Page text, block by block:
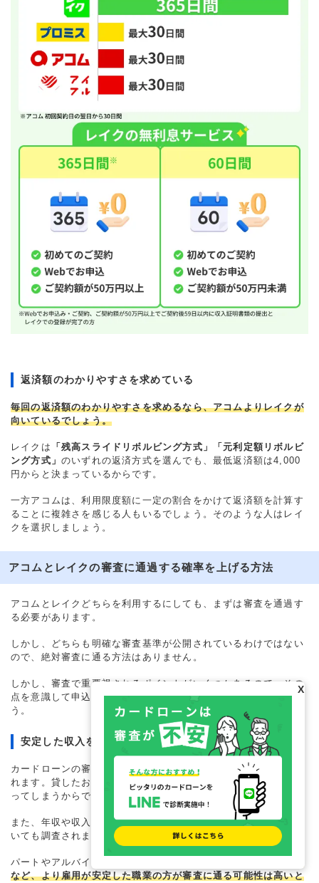
返済額のわかりやすさを求めている
毎回の返済額のわかりやすさを求めるなら、アコムよりレイクが
向いているでしょう。
レイクは 「残高スライドリボルビング方式」「元利定額リボルビ
ング方式」 のいずれの返済方式を選んでも、最低返済額は4,000
円からと決まっているからです。
一方アコムは、利用限度額に一定の割合をかけて返済額を計算す
ることに複雑さを感じる人もいるでしょう。そのような人はレイ
クを選択しましょう。
アコムとレイクの審査に通過する確率を上げる方法
アコムとレイクどちらを利用するにしても、まずは審査を通過す
る必要があります。
しかし、どちらも明確な審査基準が公開されているわけではない
ので、絶対審査に通る方法はありません。
しかし、審査で重要視されるポイントがいくつかあるので、その
点を意識して申込すると審査に通過する確率を上げられるでしょ
う。
安定した収入を得る
カードローンの審査では、安定した収入を得ていることが重視さ
れます。貸したお金が返済されないと、消費者金融は不利益を被
ってしまうからです。
また、年収や収入の継続性だけでなく、雇用形態や仕事内容につ
いても調査されます。
パートやアルバイト勤務でも借入は可能ですが、
など、より雇用が安定した職業の方が審査に通る可能性は高いと
X